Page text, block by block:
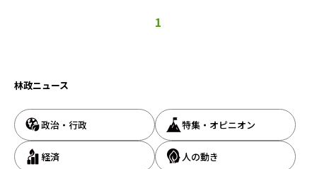
1
林政ニュース
政治・行政 特集・オピニオン
経済 人の動き